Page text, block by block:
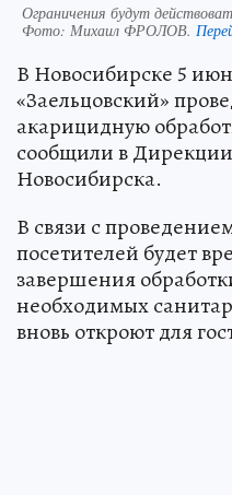
Ограничения будут
Фото: Михаил ФРОЛОВ.
В Новосибирске 5
«Заельцовский»
акарицидную
сообщили в
Новосибирска.
В связи с
посетителей будет
завершения
необходимых
вновь откроют для